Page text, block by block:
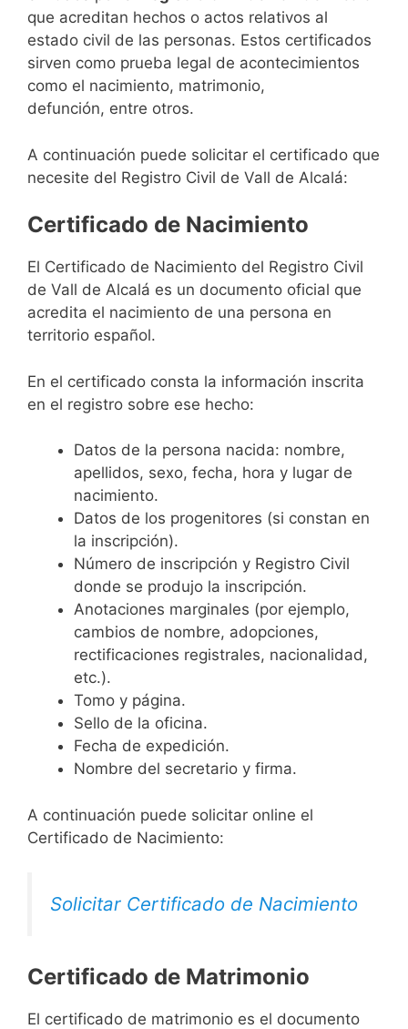
que acreditan hechos o actos relativos al
estado civil de las personas. Estos certificados
sirven como prueba legal de acontecimientos
como el nacimiento, matrimonio,
defunción, entre otros.
A continuación puede solicitar el certificado que
necesite del Registro Civil de Vall de Alcalá:
Certificado de Nacimiento
El Certificado de Nacimiento del Registro Civil
de Vall de Alcalá es un documento oficial que
acredita el nacimiento de una persona en
territorio español.
En el certificado consta la información inscrita
en el registro sobre ese hecho:
Datos de la persona nacida: nombre,
apellidos, sexo, fecha, hora y lugar de
nacimiento.
Datos de los progenitores (si constan en
la inscripción).
Número de inscripción y Registro Civil
donde se produjo la inscripción.
Anotaciones marginales (por ejemplo,
cambios de nombre, adopciones,
rectificaciones registrales, nacionalidad,
etc.).
Tomo y página.
Sello de la oficina.
Fecha de expedición.
Nombre del secretario y firma.
A continuación puede solicitar online el
Certificado de Nacimiento:
Solicitar Certificado de Nacimiento
Certificado de Matrimonio
El certificado de matrimonio es el documento